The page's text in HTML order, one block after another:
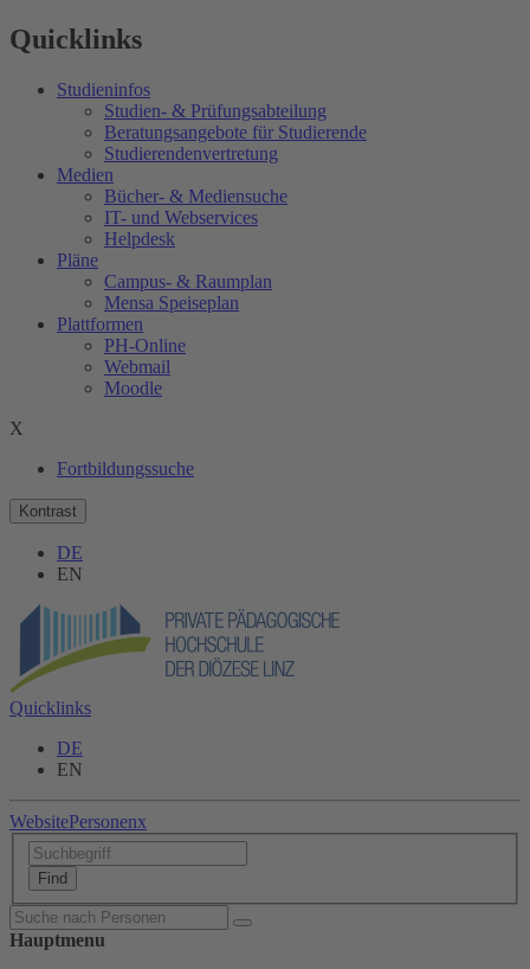
Quicklinks
Studieninfos
Studien- & Prüfungsabteilung
Beratungsangebote für Studierende
Studierendenvertretung
Medien
Bücher- & Mediensuche
IT- und Webservices
Helpdesk
Pläne
Campus- & Raumplan
Mensa Speiseplan
Plattformen
PH-Online
Webmail
Moodle
X
Fortbildungssuche
Kontrast
DE
EN
Quicklinks
DE
EN
WebsitePersonenx
Hauptmenu